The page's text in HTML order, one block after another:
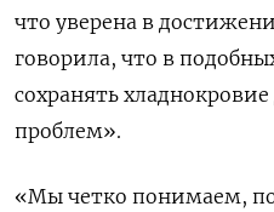
что уверена в
говорила, что в
сохранять
проблем».
«Мы четко понимаем,